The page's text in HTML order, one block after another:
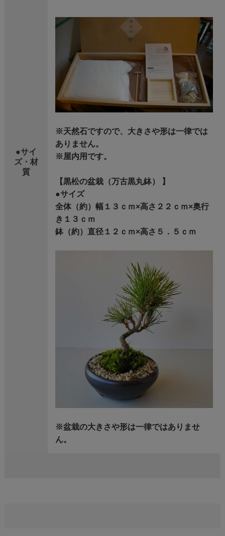
●サイ
ズ・材
質
※天然石ですので、大きさや形は一律では
ありません。
※屋内用です。
【黒松の盆栽（万古黒丸鉢） 】
●サイズ
全体（約）幅１３ｃｍ×高さ２２ｃｍ×奥行
き１３ｃｍ
鉢（約）直径１２ｃｍ×高さ５．５ｃｍ
※盆栽の大きさや形は一律ではありませ
ん。